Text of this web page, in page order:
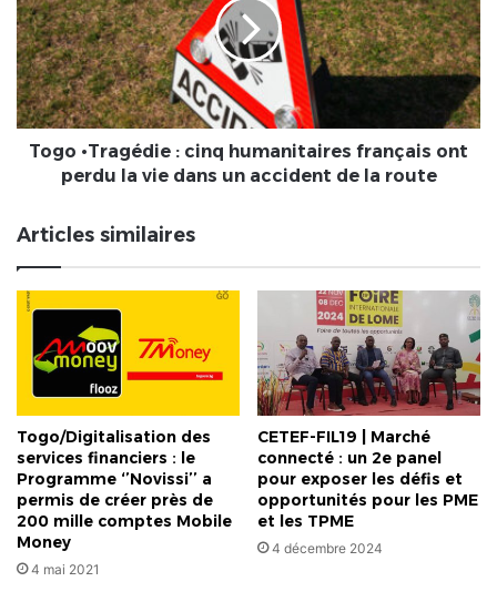
cinq
humanitaires
français
ont
perdu
la
vie
de
la
route
Togo •Tragédie : cinq humanitaires français ont
perdu la vie dans un accident de la route
Articles similaires
Togo/Digitalisation des
services financiers : le
Programme ‘’Novissi’’ a
permis de créer près de
200 mille comptes Mobile
Money
4 mai 2021
CETEF-FIL19 | Marché
connecté : un 2e panel
pour exposer les défis et
opportunités pour les PME
et les TPME
4 décembre 2024